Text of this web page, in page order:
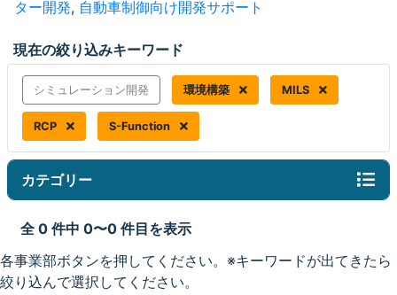
ター開発, 自動車制御向け開発サポート
現在の絞り込みキーワード
シミュレーション開発 環境構築 MILS
RCP S-Function
カテゴリー
全 0 件中 0〜0 件目を表示
各事業部ボタンを押してください。※キーワードが出てきたら
絞り込んで選択してください。